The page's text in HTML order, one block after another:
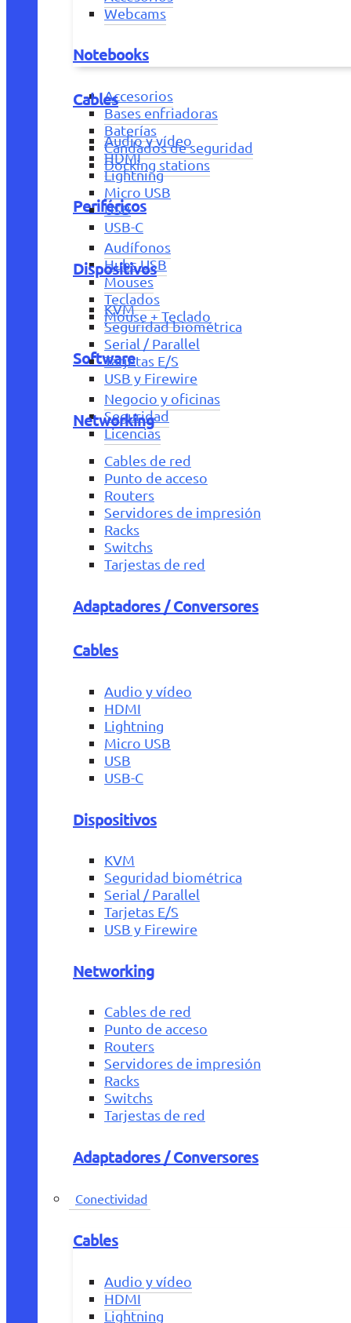
Webcams
Notebooks
Accesorios
Bases enfriadoras
Baterías
Candados de seguridad
Docking stations
Periféricos
Audífonos
Hubs USB
Mouses
Teclados
Mouse + Teclado
Software
Negocio y oficinas
Seguridad
Licencias
Cables
Audio y vídeo
HDMI
Lightning
Micro USB
USB
USB-C
Dispositivos
KVM
Seguridad biométrica
Serial / Parallel
Tarjetas E/S
USB y Firewire
Networking
Cables de red
Punto de acceso
Routers
Servidores de impresión
Racks
Switchs
Tarjestas de red
Adaptadores / Conversores
Cables
Audio y vídeo
HDMI
Lightning
Micro USB
USB
USB-C
Dispositivos
KVM
Seguridad biométrica
Serial / Parallel
Tarjetas E/S
USB y Firewire
Networking
Cables de red
Punto de acceso
Routers
Servidores de impresión
Racks
Switchs
Tarjestas de red
Adaptadores / Conversores
Conectividad
Cables
Audio y vídeo
HDMI
Lightning